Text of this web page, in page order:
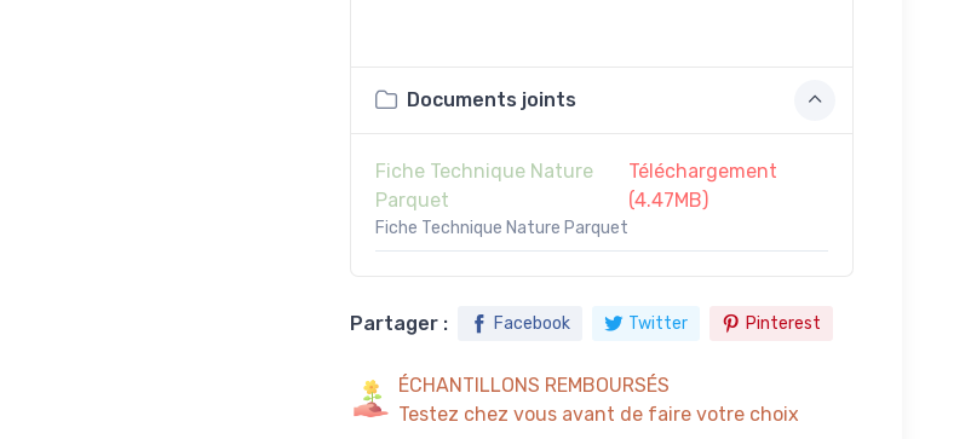
Documents joints
Fiche Technique Nature
Parquet
Fiche Technique Nature Parquet
Téléchargement
(4.47MB)
Partager : Facebook Twitter Pinterest
ÉCHANTILLONS REMBOURSÉS
Testez chez vous avant de faire votre choix